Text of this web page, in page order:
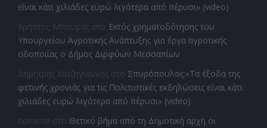
είναι κάτι χιλιάδες ευρώ λιγότερα από πέρυσι» (video)
Χρήστος Μπούρας στο Εκτός χρηματοδότησης του
Υπουργείου Αγροτικής Ανάπτυξης για έργα αγροτικής
οδοποιίας ο Δήμος Διρφύων Μεσσαπίων
Δημητρης Χατζηγιαννης στο Σπυρόπουλος:«Τα έξοδα της
φετινής χρονιάς για τις Πολιτιστικές εκδηλώσεις είναι κάτι
χιλιάδες ευρώ λιγότερα από πέρυσι» (video)
noname στο Θετικό βήμα από τη Δημοτική αρχή οι